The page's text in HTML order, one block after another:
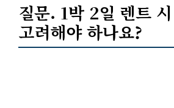
질문. 1박 2일 렌트
고려해야 하나요?